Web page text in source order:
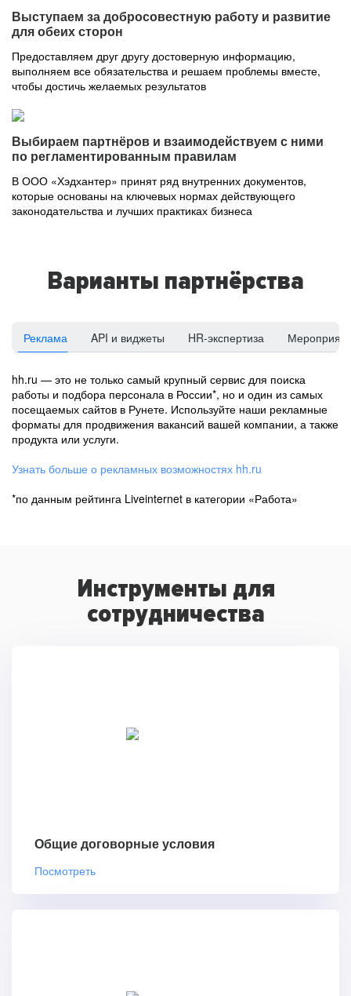
Выступаем за добросовестную работу и развитие
для обеих сторон
Предоставляем друг другу достоверную информацию,
выполняем все обязательства и решаем проблемы вместе,
чтобы достичь желаемых результатов
Выбираем партнёров и взаимодействуем с ними
по регламентированным правилам
В ООО «Хэдхантер» принят ряд внутренних документов,
которые основаны на ключевых нормах действующего
законодательства и лучших практиках бизнеса
Варианты партнёрства
Реклама API и виджеты HR-экспертиза
hh.ru — это не только самый крупный сервис для поиска
работы и подбора персонала в России*, но и один из самых
посещаемых сайтов в Рунете. Используйте наши рекламные
форматы для продвижения вакансий вашей компании, а также
продукта или услуги.
Узнать больше о рекламных возможностях hh.ru
*по данным рейтинга Liveinternet в категории «Работа»
Инструменты для
сотрудничества
Общие договорные условия
Посмотреть